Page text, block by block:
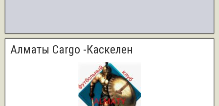
Алматы Cargo -Каскелен